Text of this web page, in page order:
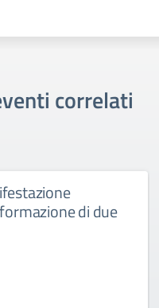
correlati
di due